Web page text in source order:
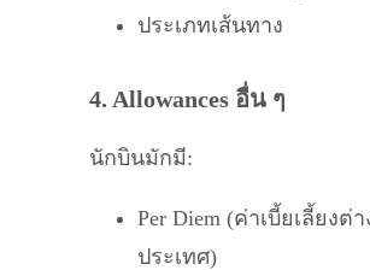
ประเภทเส้นทาง
4. Allowances อื่น ๆ
นักบินมักมี:
Per Diem (ค่าเบี้ยเลี้ยงต่า
ประเทศ)